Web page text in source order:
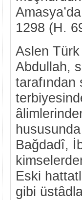
1298 (H.
Aslen Türk
Abdullah,
tarafından
Bağdadî,
Eski
gibi